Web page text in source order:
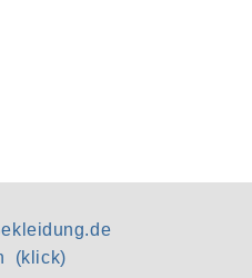
(klick)